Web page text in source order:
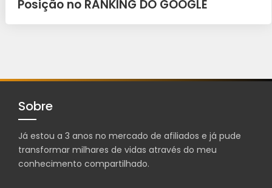
Posição no RANKING DO GOOGLE
Sobre
Já estou a 3 anos no mercado de afiliados e já pude
transformar milhares de vidas através do meu
conhecimento compartilhado.